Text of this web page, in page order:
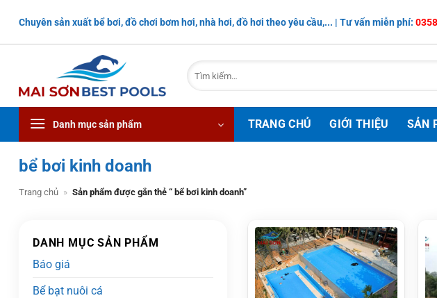
nội
Chuyên sản xuất bể bơi, đồ chơi bơm hơi, nhà hơi, đồ hơi theo yêu cầu,... | Tư vấn miễn phí:
Tìm
kiếm:
Danh mục sản phẩm TRANG CHỦ GIỚI THIỆU SẢN
bể bơi kinh doanh
Trang chủ » Sản phẩm được gắn thẻ “ bể bơi kinh doanh”
DANH MỤC SẢN PHẨM
Báo giá
Bể bạt nuôi cá